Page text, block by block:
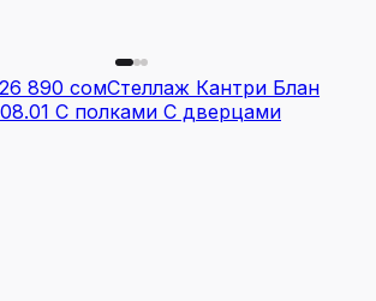
26 890 сомСтеллаж Кантри Блан
С полками С дверцами